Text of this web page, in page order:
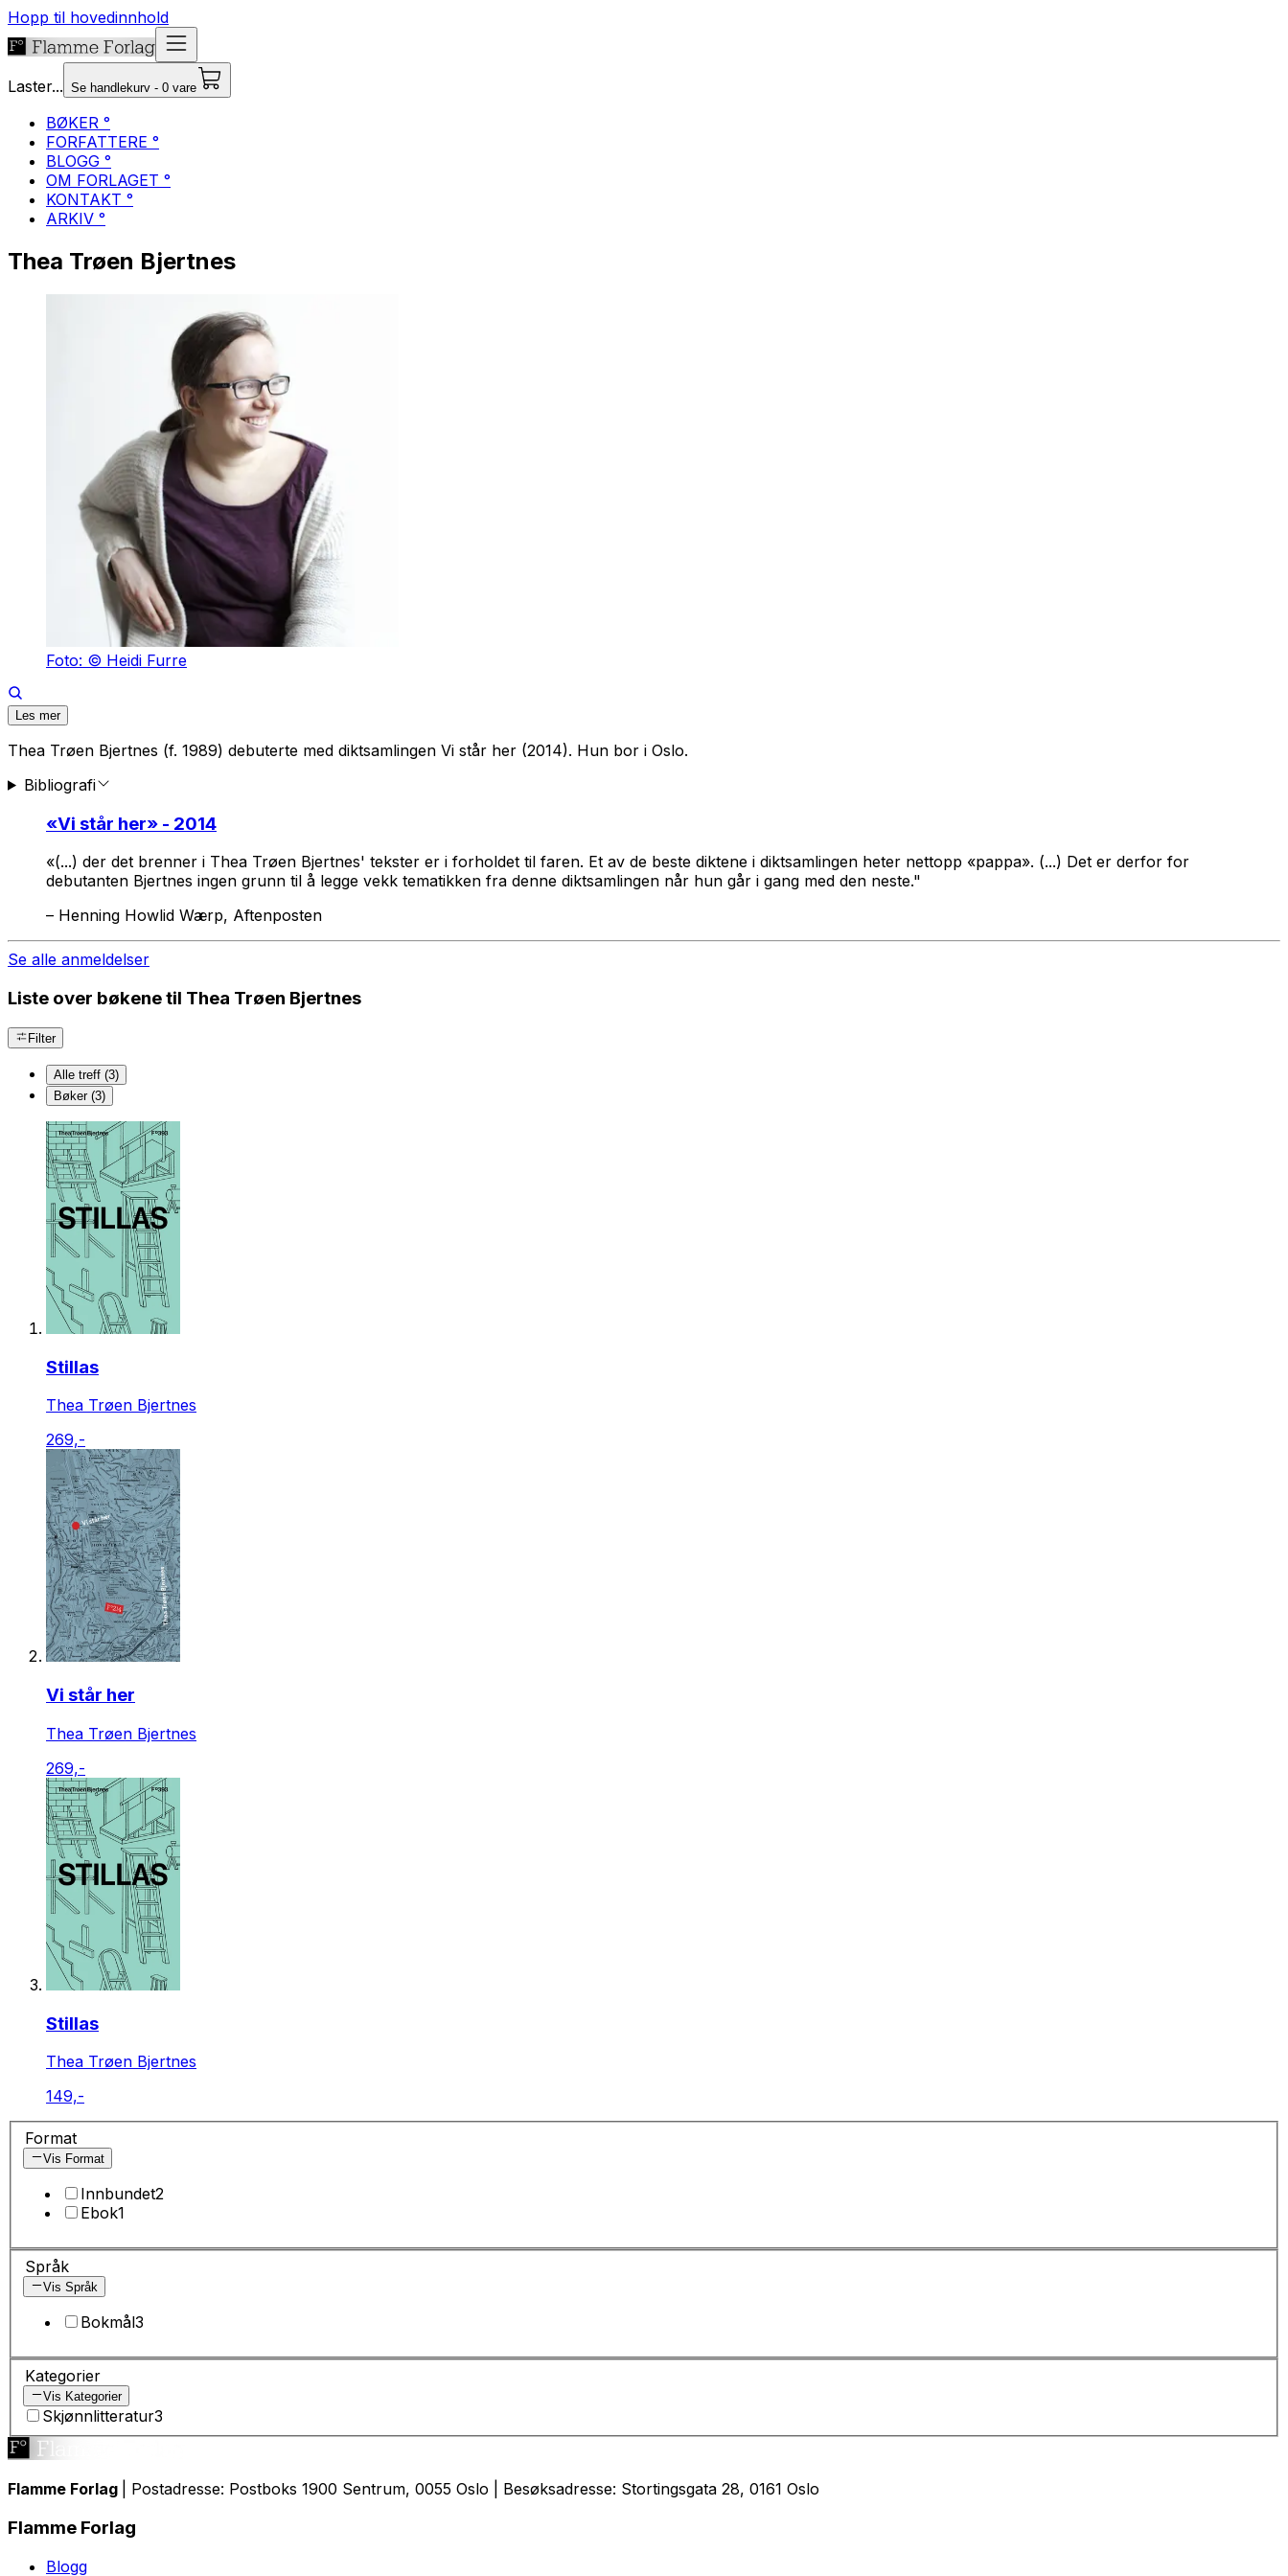
Hopp til hovedinnhold
Laster... Se handlekurv - 0 vare
BØKER °
FORFATTERE °
BLOGG °
OM FORLAGET °
KONTAKT °
ARKIV °
Thea Trøen Bjertnes
Foto: © Heidi Furre
Les mer
Thea Trøen Bjertnes (f. 1989) debuterte med diktsamlingen Vi står her (2014). Hun bor i Oslo.
Bibliografi
«Vi står her» - 2014
«(...) der det brenner i Thea Trøen Bjertnes' tekster er i forholdet til faren. Et av de beste diktene i diktsamlingen heter nettopp «pappa». (...) Det er derfor for
debutanten Bjertnes ingen grunn til å legge vekk tematikken fra denne diktsamlingen når hun går i gang med den neste."
– Henning Howlid Wærp, Aftenposten
Se alle anmeldelser
Liste over bøkene til Thea Trøen Bjertnes
Filter
Alle treff (3)
Bøker (3)
Stillas
Thea Trøen Bjertnes
269,-
Vi står her
Thea Trøen Bjertnes
269,-
Stillas
Thea Trøen Bjertnes
149,-
Format
Vis Format
Innbundet2
Ebok1
Språk
Vis Språk
Bokmål3
Kategorier
Vis Kategorier
Skjønnlitteratur3
Flamme Forlag | Postadresse: Postboks 1900 Sentrum, 0055 Oslo | Besøksadresse: Stortingsgata 28, 0161 Oslo
Flamme Forlag
Blogg